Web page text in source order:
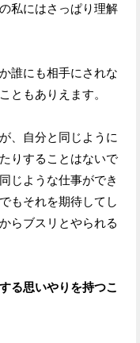
私にはさっぱり理解
誰にも相手にされな
ともありえます。
、自分と同じように
りすることはないで
じような仕事ができ
もそれを期待してし
らブスリとやられる
る思いやりを持つこ